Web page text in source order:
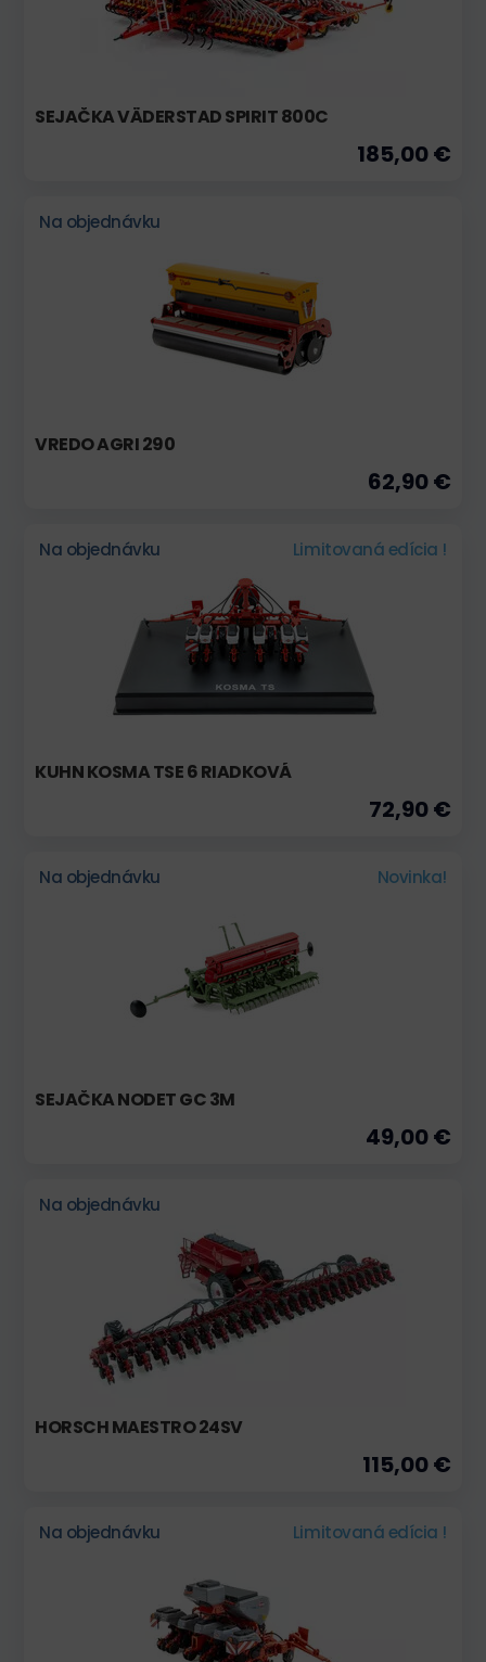
SEJAČKA VÄDERSTAD SPIRIT 800C
185,00 €
Na objednávku
VREDO AGRI 290
62,90 €
Na objednávku Limitovaná edícia !
KUHN KOSMA TSE 6 RIADKOVÁ
72,90 €
Na objednávku Novinka!
SEJAČKA NODET GC 3M
49,00 €
Na objednávku
HORSCH MAESTRO 24SV
115,00 €
Na objednávku Limitovaná edícia !